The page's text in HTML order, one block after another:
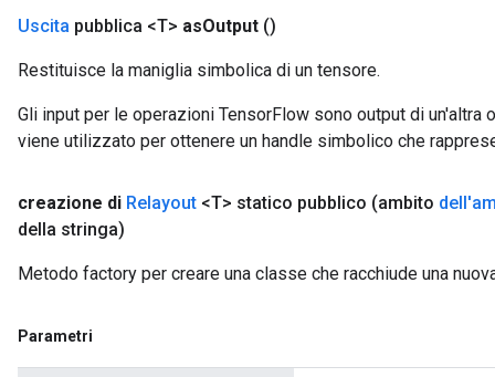
Uscita pubblica <T> asOutput ()
Restituisce la maniglia simbolica di un tensore.
Gli input per le operazioni TensorFlow sono output di un'altra
viene utilizzato per ottenere un handle simbolico che
creazione di Relayout <T> statico pubblico (ambito
della stringa)
Metodo factory per creare una classe che racchiude una
Parametri